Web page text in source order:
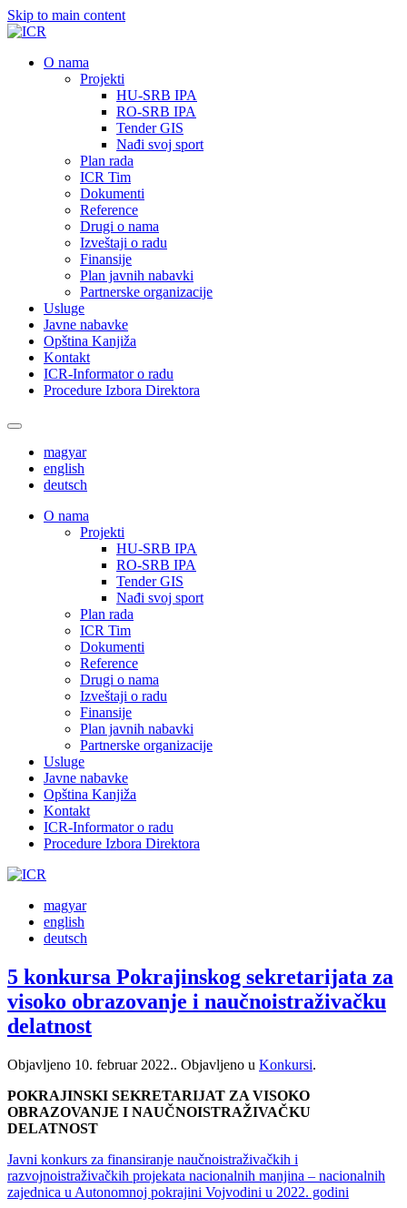
Skip to main content
О nama
Projekti
HU-SRB IPA
RO-SRB IPA
Tender GIS
Nađi svoj sport
Plan rada
ICR Tim
Dokumenti
Reference
Drugi o nama
Izveštaji o radu
Finansije
Plan javnih nabavki
Partnerske organizacije
Usluge
Javne nabavke
Opština Kanjiža
Kontakt
ICR-Informator o radu
Procedure Izbora Direktora
magyar
english
deutsch
О nama
Projekti
HU-SRB IPA
RO-SRB IPA
Tender GIS
Nađi svoj sport
Plan rada
ICR Tim
Dokumenti
Reference
Drugi o nama
Izveštaji o radu
Finansije
Plan javnih nabavki
Partnerske organizacije
Usluge
Javne nabavke
Opština Kanjiža
Kontakt
ICR-Informator o radu
Procedure Izbora Direktora
magyar
english
deutsch
5 konkursa Pokrajinskog sekretarijata za
visoko obrazovanje i naučnoistraživačku
delatnost
Objavljeno 10. februar 2022.. Objavljeno u Konkursi.
POKRAJINSKI SEKRETARIJAT ZA VISOKO
OBRAZOVANJE I NAUČNOISTRAŽIVAČKU
DELATNOST
Javni konkurs za finansiranje naučnoistraživačkih i
razvojnoistraživačkih projekata nacionalnih manjina – nacionalnih
zajednica u Autonomnoj pokrajini Vojvodini u 2022. godini